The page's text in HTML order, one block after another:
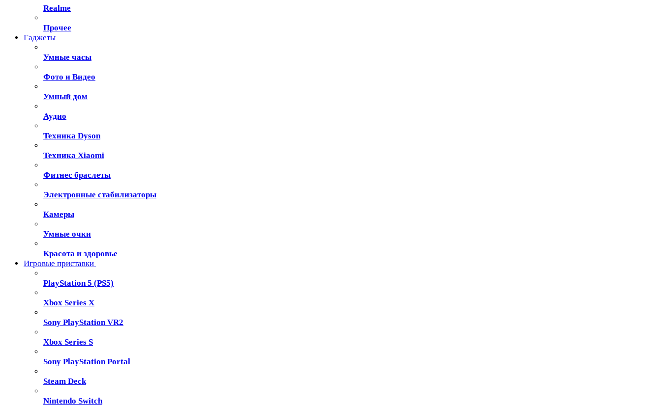
Realme
Прочее
Гаджеты
Умные часы
Фото и Видео
Умный дом
Аудио
Техника Dyson
Техника Xiaomi
Фитнес браслеты
Электронные стабилизаторы
Камеры
Умные очки
Красота и здоровье
Игровые приставки
PlayStation 5 (PS5)
Xbox Series X
Sony PlayStation VR2
Xbox Series S
Sony PlayStation Portal
Steam Deck
Nintendo Switch